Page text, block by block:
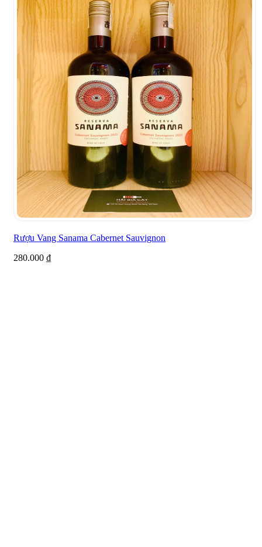
Rượu Vang Sanama Cabernet Sauvignon
280.000 ₫